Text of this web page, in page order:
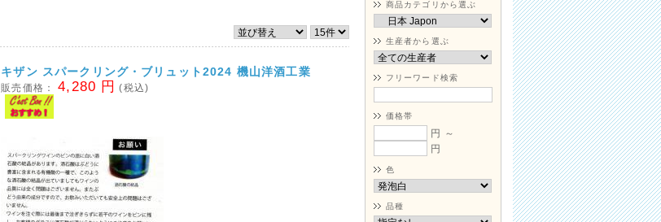
キザン スパークリング・ブリュット2024 機山洋酒工業
販売価格：4,280 円 (税込)
商品カテゴリから選ぶ
生産者から選ぶ
フリーワード検索
価格帯
円 ～
円
色
品種